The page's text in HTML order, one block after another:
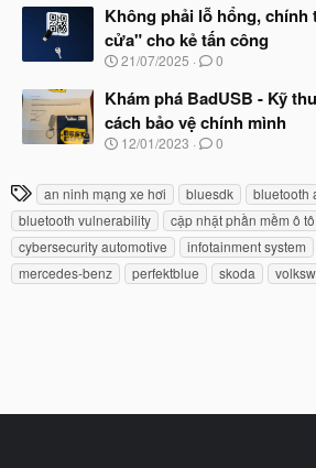
đ
ầ
u
à
b
ắ
đ
ầ
u
Không phải lỗ hổng,
cửa" cho kẻ tấn công
N
à
b
ắ
đ
ầ
u
21/07/2025 0
Khám phá BadUSB - Kỹ
cách bảo vệ chính mình
N
y
b
ắ
t
đ
ầ
12/01/2023 0
T
h
ẻ
an ninh mạng xe hơi bluesdk
bluetooth
bluetooth vulnerability
cập nhật phần mềm ô tô
cybersecurity automotive
infotainment system
mercedes-benz
perfektblue skoda